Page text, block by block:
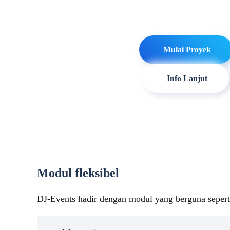
Mulai Proyek
Info Lanjut
Modul fleksibel
DJ-Events hadir dengan modul yang berguna